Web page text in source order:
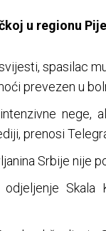
u regionu
spasilac
prevezen u
nege,
prenosi
Srbije nije
Skala